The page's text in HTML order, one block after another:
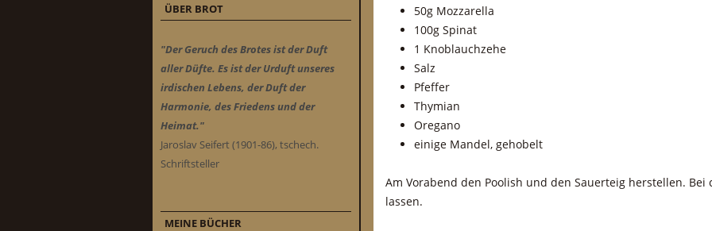
50g Mozzarella
100g Spinat
1 Knoblauchzehe
Salz
Pfeffer
Thymian
Oregano
einige Mandel, gehobelt
Am Vorabend den Poolish und den Sauerteig herstellen. Bei
lassen.
ÜBER BROT
"Der Geruch des Brotes ist der Duft
aller Düfte. Es ist der Urduft unseres
irdischen Lebens, der Duft der
Harmonie, des Friedens und der
Heimat."
Jaroslav Seifert (1901-86), tschech.
Schriftsteller
MEINE BÜCHER